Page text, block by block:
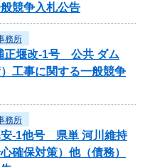
競争入札公告
務所
正堰改-1号 公共 ダム
工事に関する一般競争
務所
安-1他号 県単 河川維持
確保対策）他（債務）